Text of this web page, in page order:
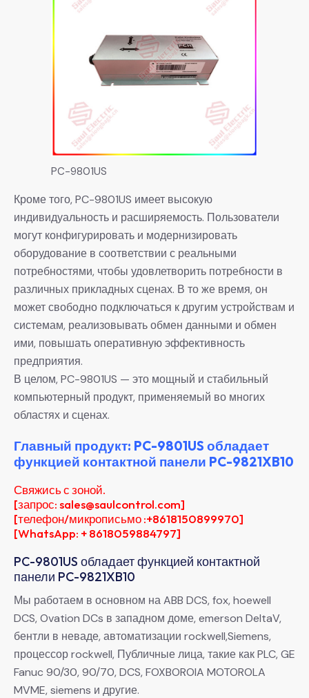
PC-9801US
Кроме того, PC-9801US имеет высокую
индивидуальность и расширяемость. Пользователи
могут конфигурировать и модернизировать
оборудование в соответствии с реальными
потребностями, чтобы удовлетворить потребности в
различных прикладных сценах. В то же время, он
может свободно подключаться к другим устройствам и
системам, реализовывать обмен данными и обмен
ими, повышать оперативную эффективность
предприятия.
В целом, PC-9801US — это мощный и стабильный
компьютерный продукт, применяемый во многих
областях и сценах.
Главный продукт: PC-9801US обладает
функцией контактной панели PC-9821XB10
Свяжись с зоной.
[запрос: sales@saulcontrol.com]
[телефон/микрописьмо :+8618150899970]
[WhatsApp: + 8618059884797]
PC-9801US обладает функцией контактной
панели PC-9821XB10
Мы работаем в основном на ABB DCS, fox, hoewell
DCS, Ovation DCs в западном доме, emerson DeltaV,
бентли в неваде, автоматизации rockwell,Siemens,
процессор rockwell, Публичные лица, такие как PLC, GE
Fanuc 90/30, 90/70, DCS, FOXBOROIA MOTOROLA
MVME, siemens и другие.